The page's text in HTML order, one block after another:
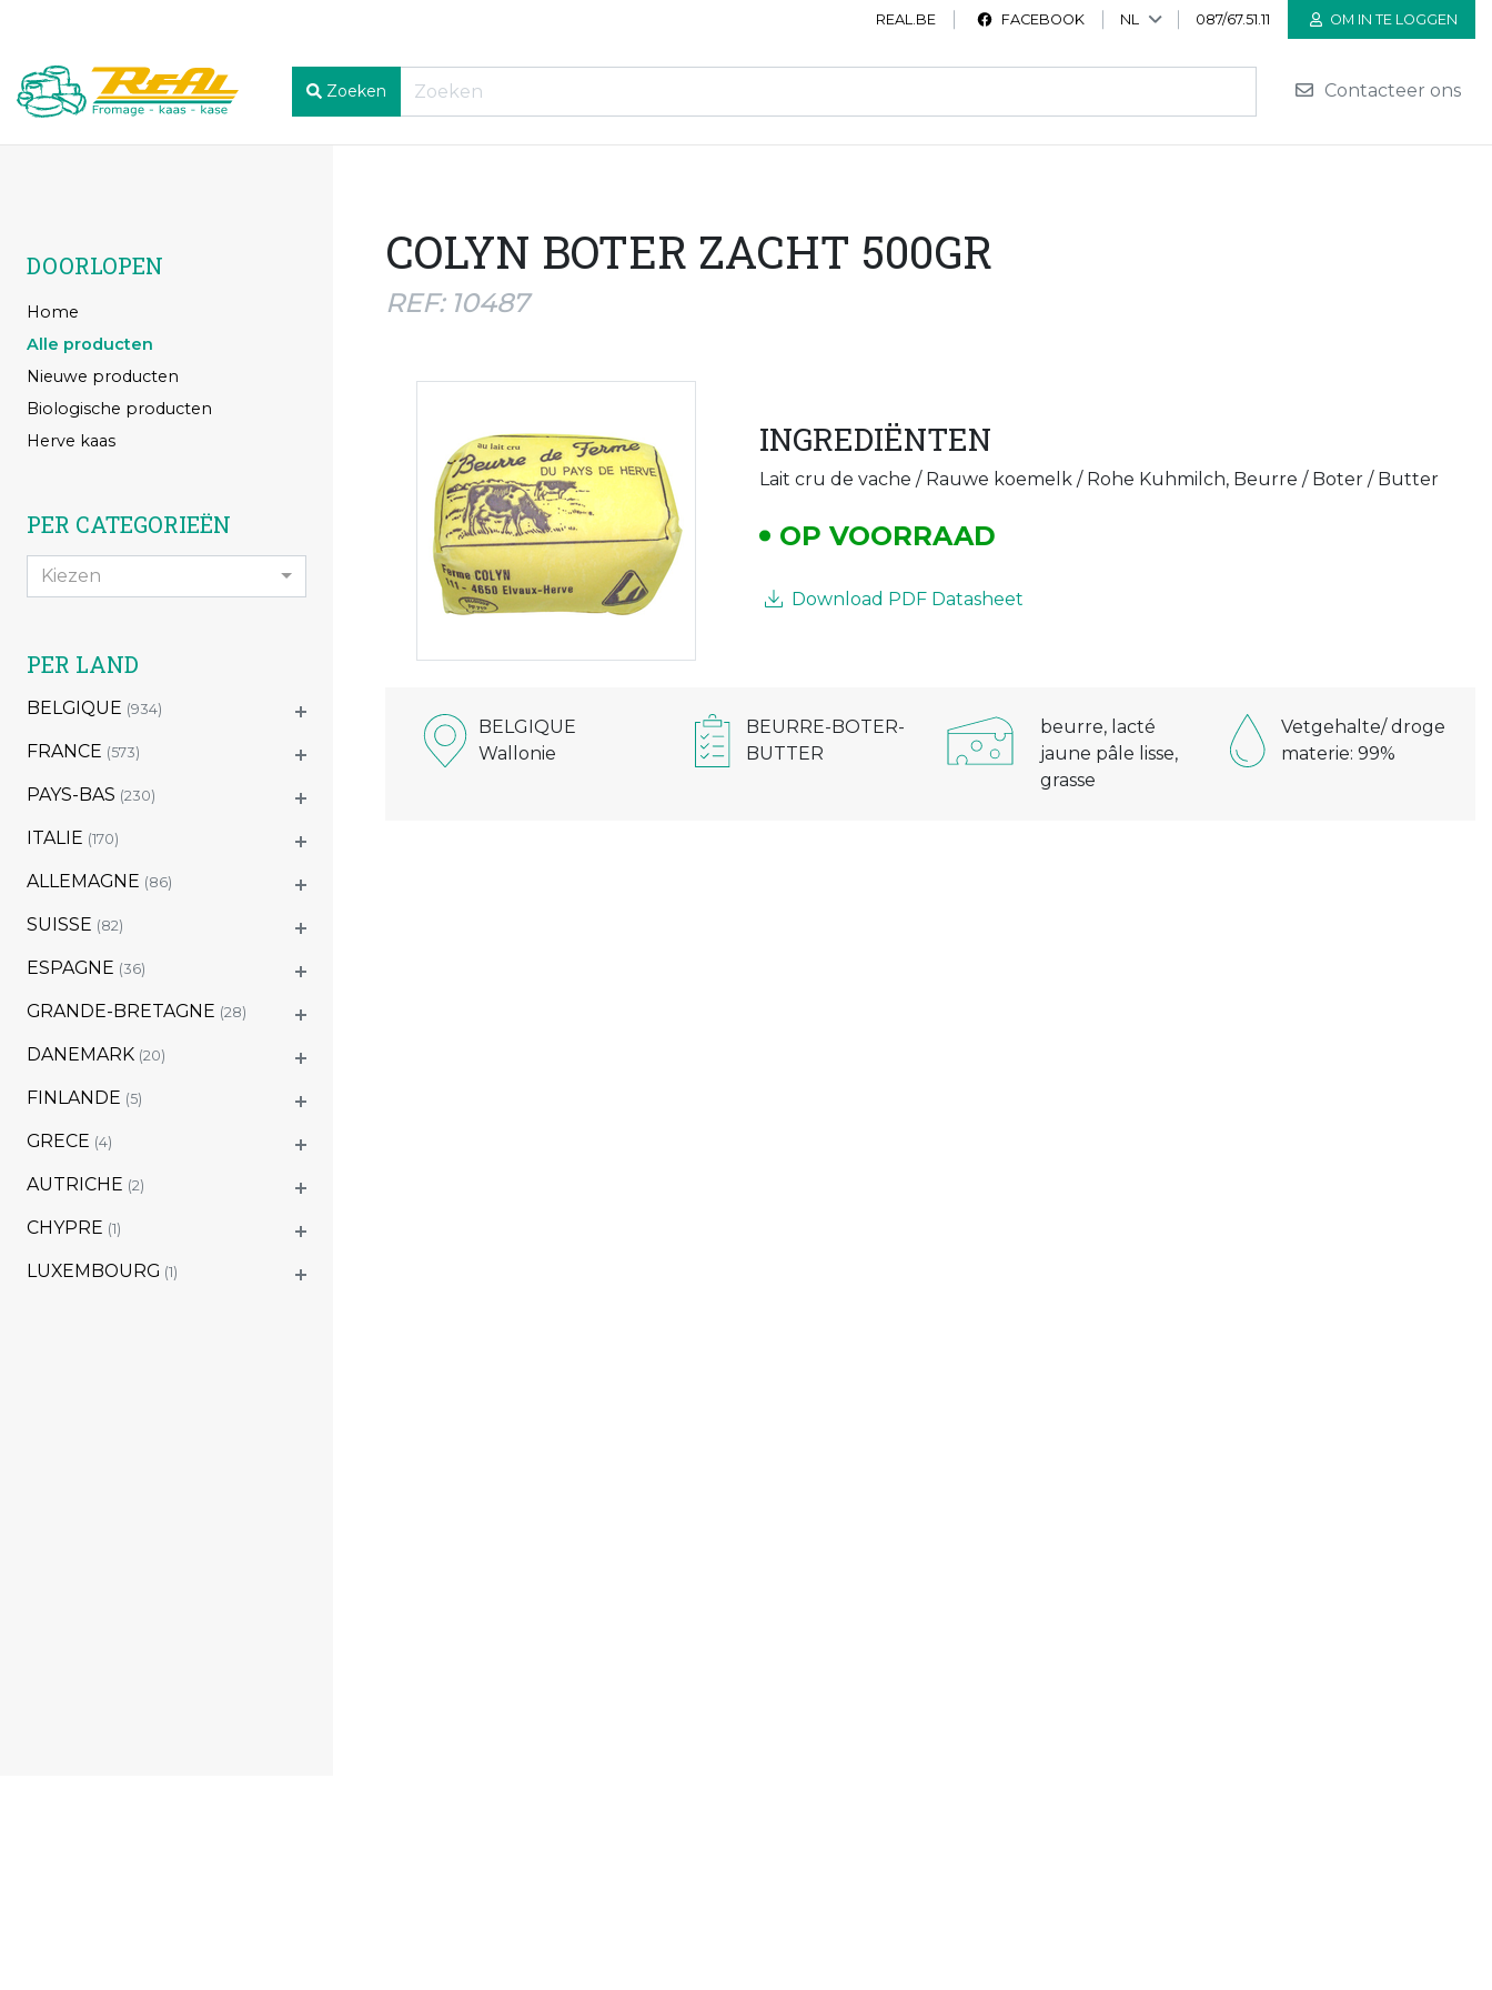
REAL.BE FACEBOOK NL 087/67.51.11 OM IN TE LOGGEN
Zoeken Contacteer ons
DOORLOPEN
Home
Alle producten
Nieuwe producten
Biologische producten
Herve kaas
PER CATEGORIEËN
Kiezen
PER LAND
BELGIQUE (934)
FRANCE (573)
PAYS-BAS (230)
ITALIE (170)
ALLEMAGNE (86)
SUISSE (82)
ESPAGNE (36)
GRANDE-BRETAGNE (28)
DANEMARK (20)
FINLANDE (5)
GRECE (4)
AUTRICHE (2)
CHYPRE (1)
LUXEMBOURG (1)
COLYN BOTER ZACHT 500GR
REF: 10487
INGREDIËNTEN
Lait cru de vache / Rauwe koemelk / Rohe Kuhmilch, Beurre / Boter / Butter
OP VOORRAAD
Download PDF Datasheet
BELGIQUE
Wallonie
BEURRE-BOTER-
BUTTER
beurre, lacté
jaune pâle lisse,
grasse
Vetgehalte/ droge
materie: 99%